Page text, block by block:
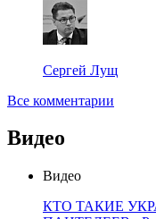
Сергей Лущ
Все комментарии
Видео
Видео
КТО ТАКИЕ